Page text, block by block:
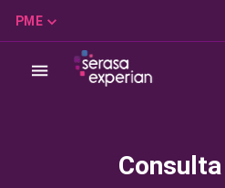
PME
Consulta